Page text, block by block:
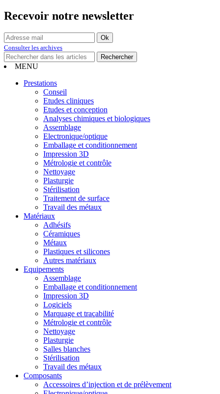
Recevoir notre newsletter
Consulter les archives
MENU
Prestations
Conseil
Etudes cliniques
Etudes et conception
Analyses chimiques et biologiques
Assemblage
Electronique/optique
Emballage et conditionnement
Impression 3D
Métrologie et contrôle
Nettoyage
Plasturgie
Stérilisation
Traitement de surface
Travail des métaux
Matériaux
Adhésifs
Céramiques
Métaux
Plastiques et silicones
Autres matériaux
Equipements
Assemblage
Emballage et conditionnement
Impression 3D
Logiciels
Marquage et traçabilité
Métrologie et contrôle
Nettoyage
Plasturgie
Salles blanches
Stérilisation
Travail des métaux
Composants
Accessoires d’injection et de prélèvement